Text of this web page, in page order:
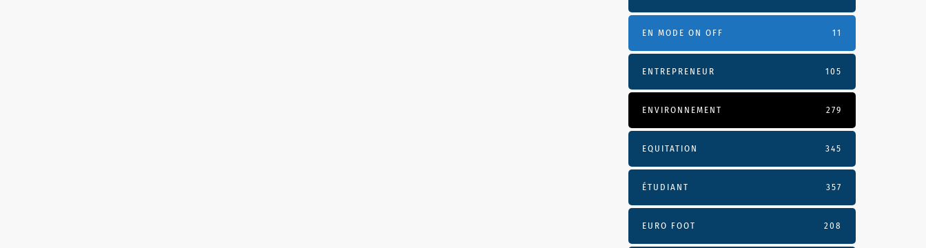
EN MODE ON OFF 11
ENTREPRENEUR 105
ENVIRONNEMENT 279
EQUITATION 345
ÉTUDIANT 357
EURO FOOT 208